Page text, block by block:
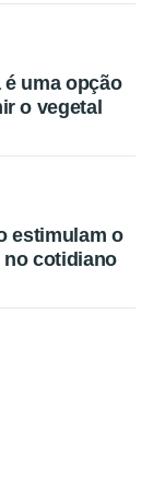
uma opção
o vegetal
estimulam o
cotidiano